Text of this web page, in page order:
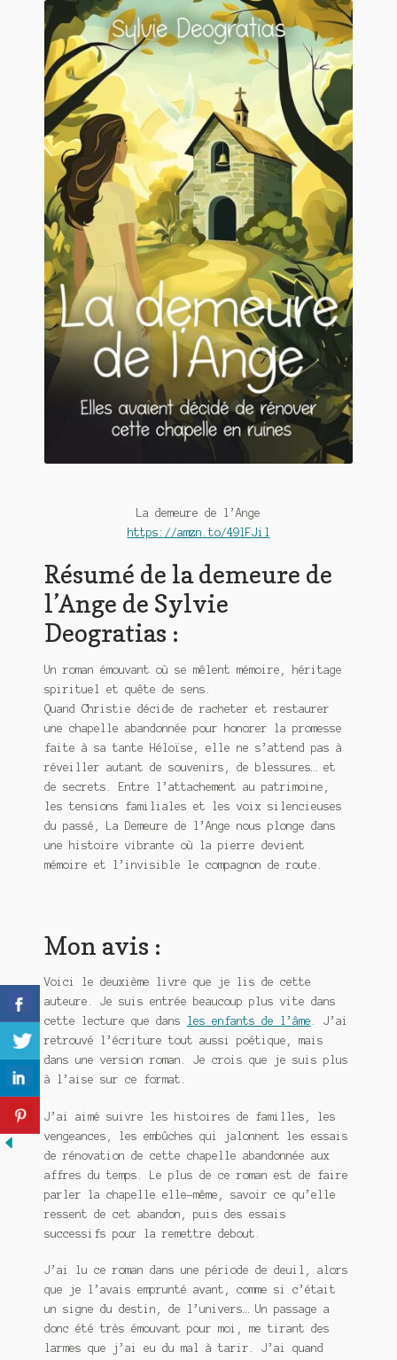
De(s)tracteur réduit au silence
Enlèvement rêvé
Entre père et fils
Il fallait me laisser mourir
La clé du bonheur
Les boules du Père Noël
Liste de tous mes romans
Marre des adultes
Mes romans
Meurtre en alternance
Panier
Sans retour
Une baffe et ça repart
La demeure de l’Ange
https://amzn.to/49lFJil
Résumé de la demeure de
l’Ange de Sylvie
Deogratias :
Un roman émouvant où se mêlent mémoire, héritage
spirituel et quête de sens.
Quand Christie décide de racheter et restaurer
une chapelle abandonnée pour honorer la promesse
faite à sa tante Héloïse, elle ne s’attend pas à
réveiller autant de souvenirs, de blessures… et
de secrets. Entre l’attachement au patrimoine,
les tensions familiales et les voix silencieuses
du passé, La Demeure de l’Ange nous plonge dans
une histoire vibrante où la pierre devient
mémoire et l’invisible le compagnon de route.
Mon avis :
Voici le deuxième livre que je lis de cette
auteure. Je suis entrée beaucoup plus vite dans
cette lecture que dans
les enfants de l’âme . J’ai
retrouvé l’écriture tout aussi poétique, mais
dans une version roman. Je crois que je suis plus
à l’aise sur ce format.
J’ai aimé suivre les histoires de familles, les
vengeances, les embûches qui jalonnent les essais
de rénovation de cette chapelle abandonnée aux
affres du temps. Le plus de ce roman est de faire
parler la chapelle elle-même, savoir ce qu’elle
ressent de cet abandon, puis des essais
successifs pour la remettre debout.
J’ai lu ce roman dans une période de deuil, alors
que je l’avais emprunté avant, comme si c’était
un signe du destin, de l’univers… Un passage a
donc été très émouvant pour moi, me tirant des
larmes que j’ai eu du mal à tarir. J’ai quand